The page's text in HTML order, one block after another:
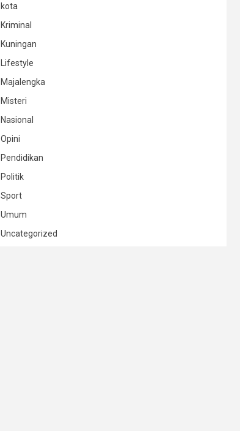
kota
Kriminal
Kuningan
Lifestyle
Majalengka
Misteri
Nasional
Opini
Pendidikan
Politik
Sport
Umum
Uncategorized